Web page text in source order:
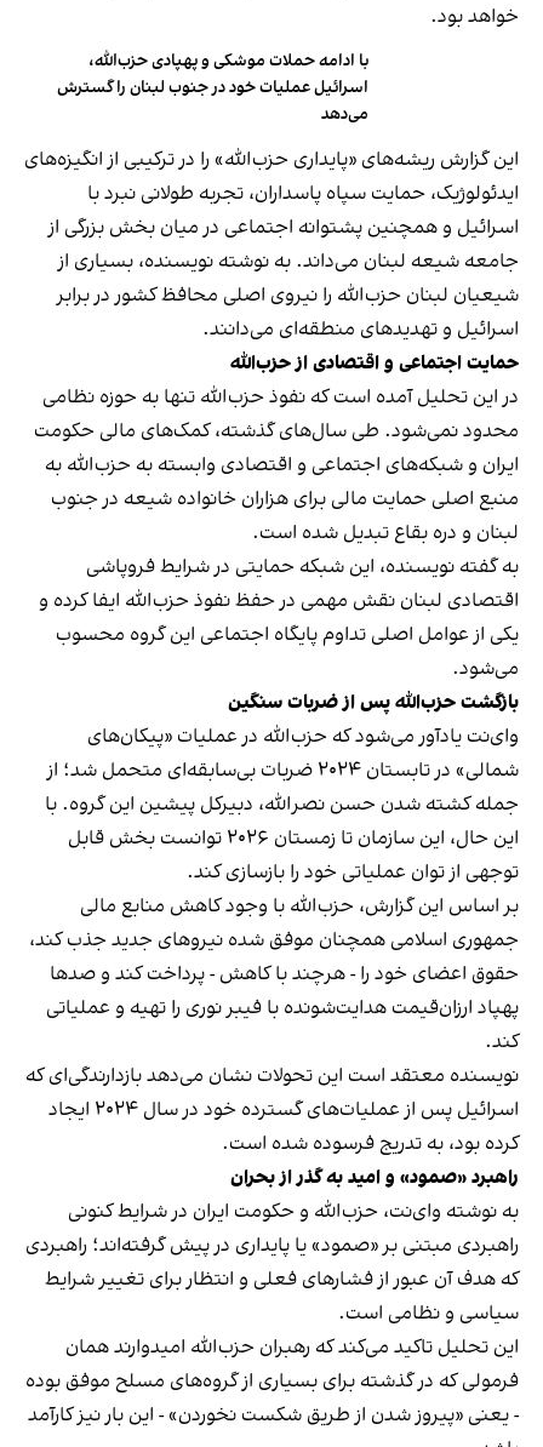
خواهد بود.
با ادامه حملات موشکی و پهپادی حزب‌الله،
اسرائیل عملیات خود در جنوب لبنان را گسترش
می‌دهد
این گزارش ریشه‌های «پایداری حزب‌الله» را در ترکیبی از انگیزه‌های
ایدئولوژیک، حمایت سپاه پاسداران، تجربه طولانی نبرد با
اسرائیل و همچنین پشتوانه اجتماعی در میان بخش بزرگی از
جامعه شیعه لبنان می‌داند. به نوشته نویسنده، بسیاری از
شیعیان لبنان حزب‌الله را نیروی اصلی محافظ کشور در برابر
اسرائیل و تهدیدهای منطقه‌ای می‌دانند.
حمایت اجتماعی و اقتصادی از حزب‌الله
در این تحلیل آمده است که نفوذ حزب‌الله تنها به حوزه نظامی
محدود نمی‌شود. طی سال‌های گذشته، کمک‌های مالی حکومت
ایران و شبکه‌های اجتماعی و اقتصادی وابسته به حزب‌الله به
منبع اصلی حمایت مالی برای هزاران خانواده شیعه در جنوب
لبنان و دره بقاع تبدیل شده است.
به گفته نویسنده، این شبکه حمایتی در شرایط فروپاشی
اقتصادی لبنان نقش مهمی در حفظ نفوذ حزب‌الله ایفا کرده و
یکی از عوامل اصلی تداوم پایگاه اجتماعی این گروه محسوب
می‌شود.
بازگشت حزب‌الله پس از ضربات سنگین
وای‌نت یادآور می‌شود که حزب‌الله در عملیات «پیکان‌های
شمالی» در تابستان ۲۰۲۴ ضربات بی‌سابقه‌ای متحمل شد؛ از
جمله کشته شدن حسن نصرالله، دبیرکل پیشین این گروه. با
این حال، این سازمان تا زمستان ۲۰۲۶ توانست بخش قابل
توجهی از توان عملیاتی خود را بازسازی کند.
بر اساس این گزارش، حزب‌الله با وجود کاهش منابع مالی
جمهوری اسلامی همچنان موفق شده نیروهای جدید جذب کند،
حقوق اعضای خود را - هرچند با کاهش - پرداخت کند و صدها
پهپاد ارزان‌قیمت هدایت‌شونده با فیبر نوری را تهیه و عملیاتی
کند.
نویسنده معتقد است این تحولات نشان می‌دهد بازدارندگی‌ای که
اسرائیل پس از عملیات‌های گسترده خود در سال ۲۰۲۴ ایجاد
کرده بود، به تدریج فرسوده شده است.
راهبرد «صمود» و امید به گذر از بحران
به نوشته وای‌نت، حزب‌الله و حکومت ایران در شرایط کنونی
راهبردی مبتنی بر «صمود» یا پایداری در پیش گرفته‌اند؛ راهبردی
که هدف آن عبور از فشارهای فعلی و انتظار برای تغییر شرایط
سیاسی و نظامی است.
این تحلیل تاکید می‌کند که رهبران حزب‌الله امیدوارند همان
فرمولی که در گذشته برای بسیاری از گروه‌های مسلح موفق بوده
- یعنی «پیروز شدن از طریق شکست نخوردن» - این بار نیز کارآمد